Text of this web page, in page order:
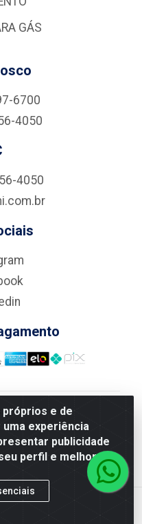
e de
experiência
publicidade
perfil e melhorar a
GÁS
6700
4050
4050
de Construção LTDA
Da Penha, Rio de
11.003.135/0001-